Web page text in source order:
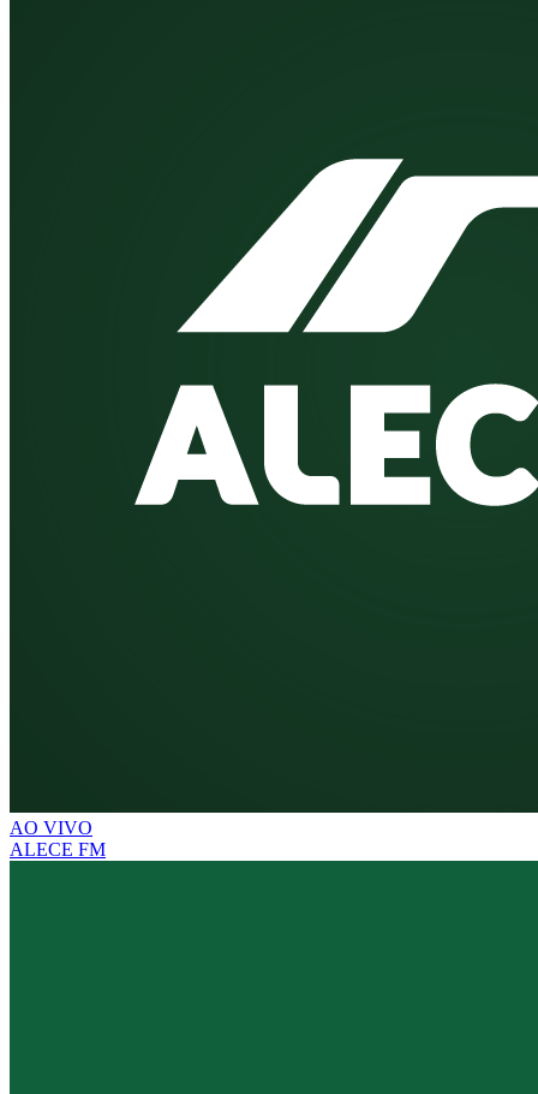
AO VIVO
ALECE FM